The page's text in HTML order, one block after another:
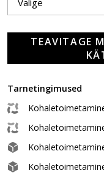
TEAVITAGE
Tarnetingimused